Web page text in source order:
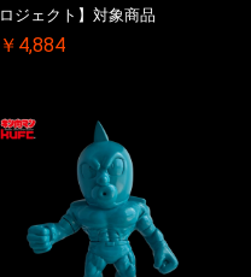
ロジェクト】対象商品
￥4,884